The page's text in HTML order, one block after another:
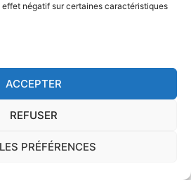
négatif sur certaines caractéristiques
ACCEPTER
REFUSER
PRÉFÉRENCES
aux bâtiments dits "à risque
20 communes du Finistère